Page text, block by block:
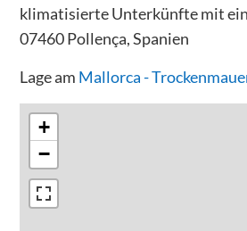
klimatisierte Unterkünfte mit
07460 Pollença, Spanien
Lage am Mallorca -
+
−